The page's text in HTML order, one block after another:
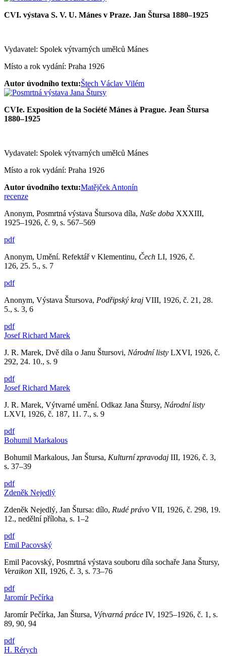
CVI. výstava S. V. U. Mánes v Praze. Jan Štursa 1880–1925
Vydavatel: Spolek výtvarných umělců Mánes
Místo a rok vydání: Praha 1926
Autor úvodního textu:Štech Václav Vilém
CVIe. Exposition de la Société Mánes à Prague. Jean Štursa
1880–1925
Vydavatel: Spolek výtvarných umělců Mánes
Místo a rok vydání: Praha 1926
Autor úvodního textu:Matějček Antonín
recenze
Anonym, Posmrtná výstava Štursova díla, Naše doba XXXIII,
1925–1926, č. 9, s. 567–569
pdf
Anonym, Umění. Refektář v Klementinu, Čech LI, 1926, č.
126, 25. 5., s. 7
pdf
Anonym, Výstava Štursova, Podřipský kraj VIII, 1926, č. 21, 28.
5., s. 3, 6
pdf
Josef Richard Marek
J. R. Marek, Dvě díla o Janu Štursovi, Národní listy LXVI, 1926, č.
292, 24. 10., s. 9
pdf
Josef Richard Marek
J. R. Marek, Výtvarné umění. Odkaz Jana Štursy, Národní listy
LXVI, 1926, č. 187, 11. 7., s. 9
pdf
Bohumil Markalous
Bohumil Markalous, Jan Štursa, Kulturní zpravodaj III, 1926, č. 3,
s. 37–39
pdf
Zdeněk Nejedlý
Zdeněk Nejedlý, Jan Štursa: dílo, Rudé právo VII, 1926, č. 298, 19.
12., nedělní příloha, s. 1–2
pdf
Emil Pacovský
Emil Pacovský, Posmrtná výstava souboru díla sochaře Jana Štursy,
Veraikon XII, 1926, č. 3, s. 73–76
pdf
Jaromír Pečírka
Jaromír Pečírka, Jan Štursa, Výtvarná práce IV, 1925–1926, č. 1, s.
89, 90, 94
pdf
H. Rérych